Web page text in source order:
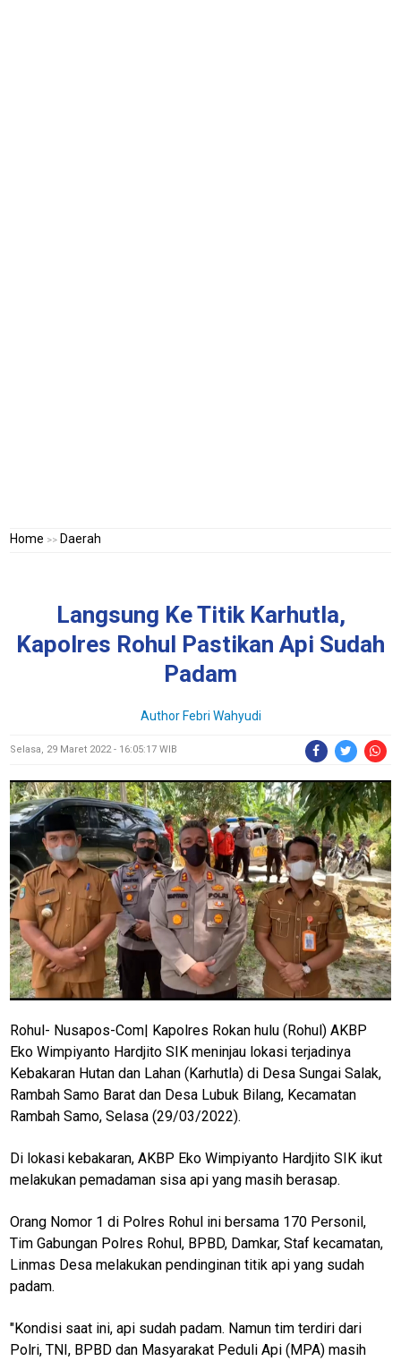
Home >> Daerah
Langsung Ke Titik Karhutla,
Kapolres Rohul Pastikan Api Sudah
Padam
Author Febri Wahyudi
Selasa, 29 Maret 2022 - 16:05:17 WIB
Rohul- Nusapos-Com| Kapolres Rokan hulu (Rohul) AKBP
Eko Wimpiyanto Hardjito SIK meninjau lokasi terjadinya
Kebakaran Hutan dan Lahan (Karhutla) di Desa Sungai Salak,
Rambah Samo Barat dan Desa Lubuk Bilang, Kecamatan
Rambah Samo, Selasa (29/03/2022).
Di lokasi kebakaran, AKBP Eko Wimpiyanto Hardjito SIK ikut
melakukan pemadaman sisa api yang masih berasap.
Orang Nomor 1 di Polres Rohul ini bersama 170 Personil,
Tim Gabungan Polres Rohul, BPBD, Damkar, Staf kecamatan,
Linmas Desa melakukan pendinginan titik api yang sudah
padam.
"Kondisi saat ini, api sudah padam. Namun tim terdiri dari
Polri, TNI, BPBD dan Masyarakat Peduli Api (MPA) masih